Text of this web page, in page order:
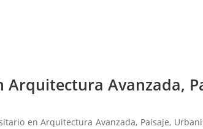
Arquitectura Avanzada,
en Arquitectura Avanzada, Paisaje,